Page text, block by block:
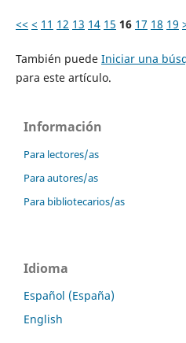
<< < 11 12 13 14 15 16 17 18 19
También puede Iniciar una
para este artículo.
Información
Para lectores/as
Para autores/as
Para bibliotecarios/as
Idioma
Español (España)
English